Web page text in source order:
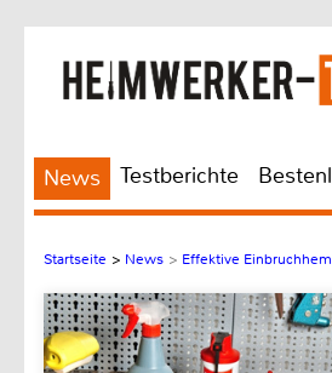
News Testberichte
Startseite > News > Effektive